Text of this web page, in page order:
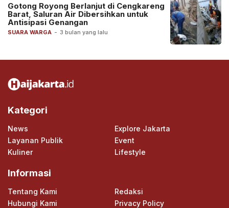
SUARA WARGA - 3 bulan yang lalu
Gotong Royong Berlanjut di Cengkareng
Barat, Saluran Air Dibersihkan untuk
Antisipasi Genangan
Kategori
News
Explore Jakarta
Layanan Publik
Event
Kuliner
Lifestyle
Informasi
Tentang Kami
Redaksi
Hubungi Kami
Privacy Policy